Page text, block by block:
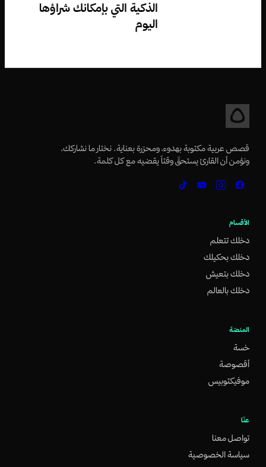
الذكية التي بإمكانك شراؤها
اليوم
قصص عربية مكتوبة بهدوء، ومحرّرة بعناية. نختار ما نشاركك،
ونؤمن أن القارئ يستحقّ وقتاً يقضيه مع كل كلمة.
الأقسام
دخلك تتعلم
دخلك بحكيلك
دخلك بتعيش
دخلك بالعالم
المنصّة
خسة
أقصوصة
موفيكتوبيس
عنّا
تواصل معنا
سياسة الخصوصية